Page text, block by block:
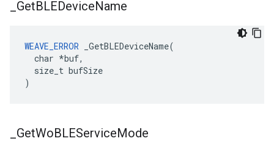
GetBLEDeviceName
WEAVE_ERROR _GetBLEDeviceName(
  char *buf,
  size_t bufSize
)
GetWoBLEServiceMode